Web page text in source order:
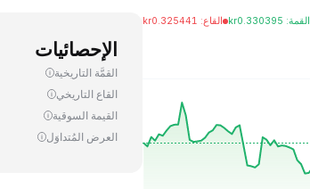
القمة:
kr0.330395 القاع:
kr0.325441
الإحصائيات
القمَّة التاريخية
القاع التاريخي
القيمة السوقية
العرض المُتداوَل